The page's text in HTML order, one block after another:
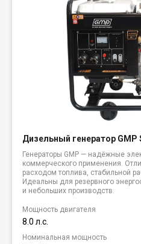
Дизельный генератор GMP
Генераторы GMP — надёжные
коммерческого применения.
расходом топлива, стабильной
Идеальны для резервного
и небольших производств.
Мощность двигателя
8.0 л.с.
Номинальная мощность